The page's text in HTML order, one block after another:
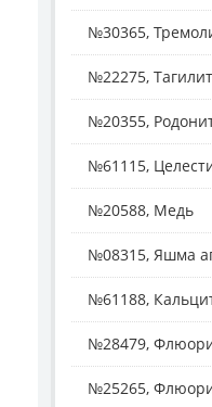
№30365,
№22275, Тагилит
№20355,
№61115,
№20588, Медь
№08315, Яшма
№61188,
№28479,
№25265,